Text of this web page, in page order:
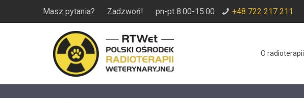
Masz pytania? Zadzwoń! pn-pt 8:00-15:00 +48 722 217 211
O radioterapii